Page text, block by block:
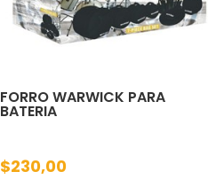
FORRO WARWICK PARA
BATERIA
$230,00